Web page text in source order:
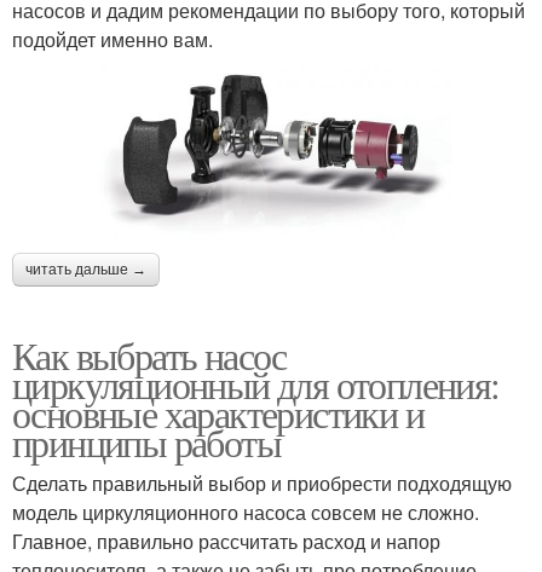
насосов и дадим рекомендации по выбору того, который
подойдет именно вам.
читать дальше →
Как выбрать насос
циркуляционный для отопления:
основные характеристики и
принципы работы
Сделать правильный выбор и приобрести подходящую
модель циркуляционного насоса совсем не сложно.
Главное, правильно рассчитать расход и напор